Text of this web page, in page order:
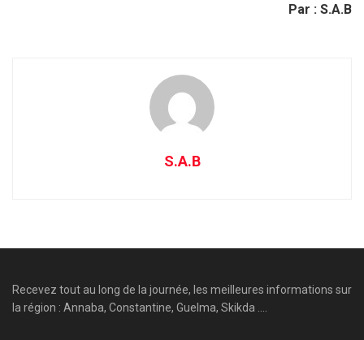
Par : S.A.B
S.A.B
Recevez tout au long de la journée, les meilleures informations sur
la région : Annaba, Constantine, Guelma, Skikda ....